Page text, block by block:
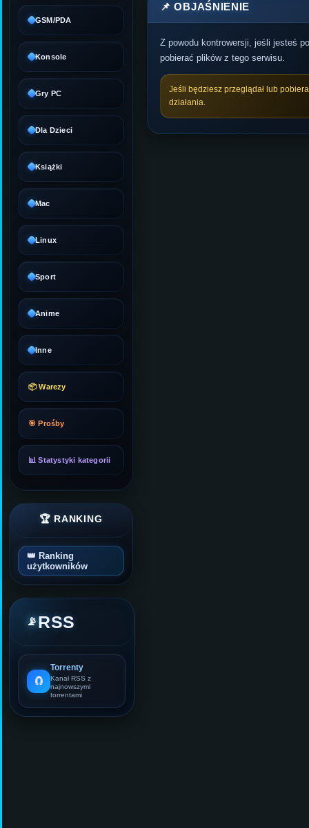
GSM/PDA
Konsole
Gry PC
Dla Dzieci
Książki
Mac
Linux
Sport
Anime
Inne
📦 Warezy
🎯 Prośby
📊 Statystyki kategorii
🏆 RANKING
👑 Ranking
użytkowników
📡RSS
🧲
Torrenty
Kanał RSS z
najnowszymi
torrentami
📌 OBJAŚNIENIE
Z powodu kontrowersji, jeśli jesteś
pobierać plików z tego serwisu.
Jeśli będziesz przeglądał lub
działania.